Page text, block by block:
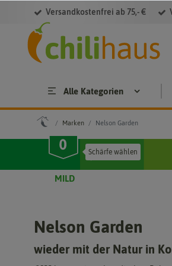
Versandkostenfrei ab 75,- €
Alle Kategorien
Chilisamen
ann
uum
Cap
pen
Marken Nelson Garden
MILD
Nelson Garden
wieder mit der Natur in